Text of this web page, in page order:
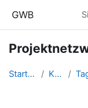
GWB
Startseite Kurse